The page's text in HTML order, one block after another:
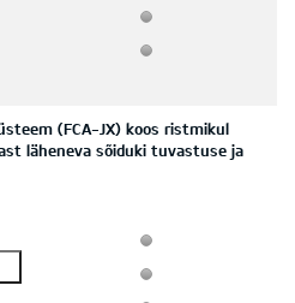
(FCA-JX) koos ristmikul
läheneva sõiduki tuvastuse ja